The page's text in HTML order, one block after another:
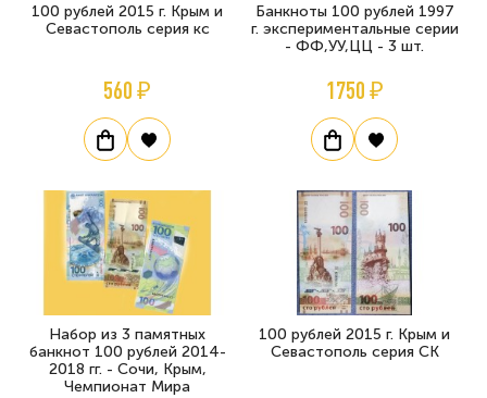
100 рублей 2015 г. Крым и
Севастополь серия кс
560 ₽
Банкноты 100 рублей 1997
г. экспериментальные серии
- ФФ,УУ,ЦЦ - 3 шт.
1750 ₽
Набор из 3 памятных
банкнот 100 рублей 2014-
2018 гг. - Сочи, Крым,
Чемпионат Мира
100 рублей 2015 г. Крым и
Севастополь серия СК